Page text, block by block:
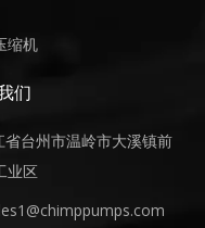
缩机
们
省台州市温岭市大溪镇前
业区